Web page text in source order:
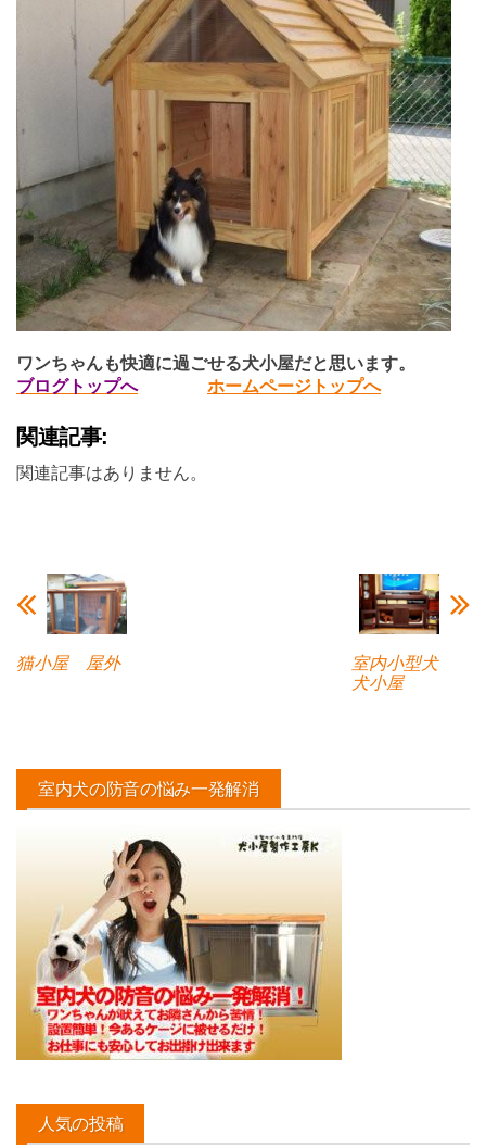
ワンちゃんも快適に過ごせる犬小屋だと思います。
ブログトップへ
ホームページトップへ
関連記事:
関連記事はありません。
猫小屋 屋外
室内小型犬
犬小屋
室内犬の防音の悩み一発解消
人気の投稿